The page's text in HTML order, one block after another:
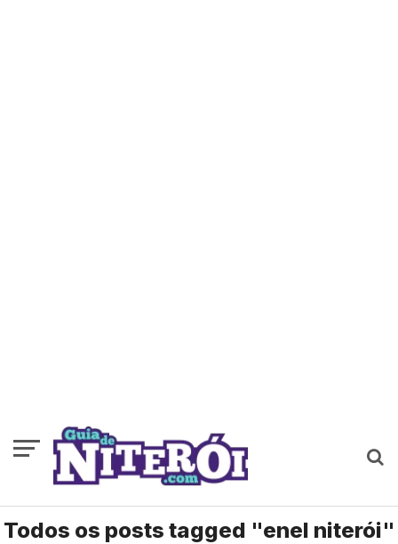
Todos os posts tagged "enel niterói"